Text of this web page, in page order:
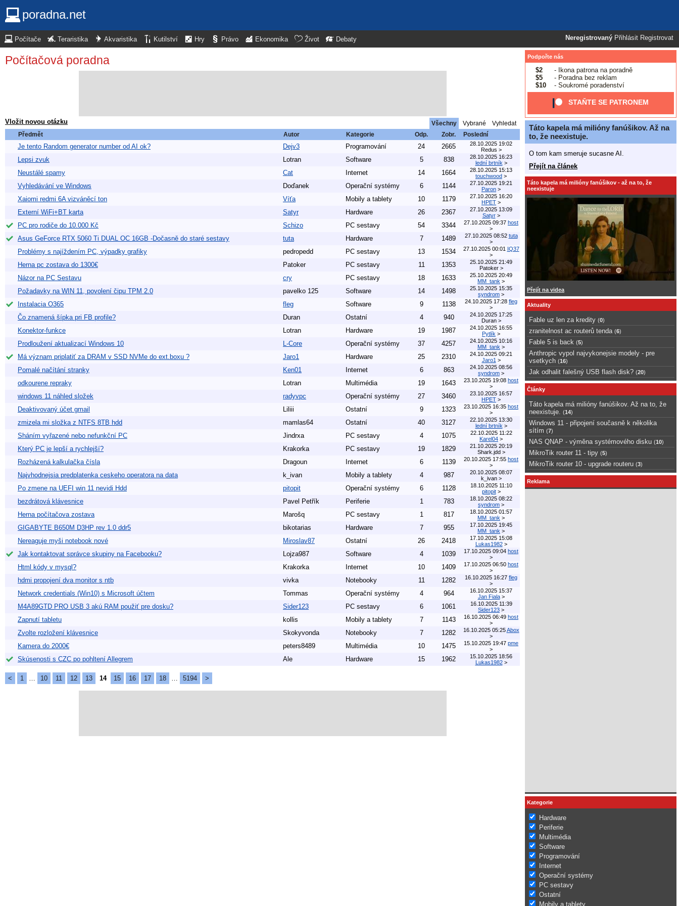
poradna.net
Neregistrovaný Přihlásit Registrovat
Počítače Teraristika Akvaristika Kutilství Hry Právo Ekonomika Život Debaty
Počítačová poradna
Vložit novou otázku Všechny Vybrané
Vyhledat
Předmět
Autor Kategorie Odp. Zobr. Poslední
Je tento Random generator number od AI ok? Dejv3 Programování 24 2665
28.10.2025 19:02
Redus >
Lepsi zvuk Lotran Software 5 838
28.10.2025 16:23
lední brtník >
Neustálé spamy Cat Internet 14 1664
28.10.2025 15:13
touchwood >
Vyhledávání ve Windows Doďanek Operační systémy 6 1144
27.10.2025 19:21
Paron >
Xaiomi redmi 6A vizváněcí ton Víťa Mobily a tablety 10 1179
27.10.2025 16:20
HPET >
Externí WiFi+BT karta Satyr Hardware 26 2367
27.10.2025 13:09
Satyr >
PC pro rodiče do 10.000 Kč Schizo PC sestavy 54 3344 27.10.2025 09:37 host
>
Asus GeForce RTX 5060 Ti DUAL OC 16GB -Dočasně do staré sestavy tuta Hardware 7 1489 27.10.2025 08:52 tuta
>
Problémy s najíždením PC, výpadky grafiky pedropedd PC sestavy 13 1534 27.10.2025 00:01 IQ37
>
Herna pc zostava do 1300€ Patoker PC sestavy 11 1353
25.10.2025 21:49
Patoker >
Názor na PC Sestavu cry PC sestavy 18 1633
25.10.2025 20:49
MM_tank >
Požadavky na WIN 11, povolení čipu TPM 2.0 pavelko 125 Software 14 1498
25.10.2025 15:35
syndrom >
Instalacia O365 fleg Software 9 1138 24.10.2025 17:28 fleg
>
Čo znamená šípka pri FB profile? Duran Ostatní 4 940
24.10.2025 17:25
Duran >
Konektor-funkce Lotran Hardware 19 1987
24.10.2025 16:55
Pytlík >
Prodloužení aktualizací Windows 10 L-Core Operační systémy 37 4257
24.10.2025 10:16
MM_tank >
Má význam priplatiť za DRAM v SSD NVMe do ext.boxu ? Jaro1 Hardware 25 2310
24.10.2025 09:21
Jaro1 >
Pomalé načítání stranky Ken01 Internet 6 863
24.10.2025 08:56
syndrom >
odkourene repraky Lotran Multimédia 19 1643 23.10.2025 19:08 host
>
windows 11 náhled složek radyvpc Operační systémy 27 3460
23.10.2025 16:57
HPET >
Deaktivovaný účet gmail Liliii Ostatní 9 1323 23.10.2025 16:35 host
>
zmizela mi složka z NTFS 8TB hdd mamlas64 Ostatní 40 3127
22.10.2025 13:30
lední brtník >
Sháním vyřazené nebo nefunkční PC Jindrxa PC sestavy 4 1075
22.10.2025 11:22
Karel04 >
Který PC je lepší a rychlejší? Krakorka PC sestavy 19 1829
21.10.2025 20:19
Shark.jdd >
Rozházená kalkulačka čísla Dragoun Internet 6 1139 20.10.2025 17:55 host
>
Najvhodnejsia predplatenka ceskeho operatora na data k_ivan Mobily a tablety 4 987
20.10.2025 08:07
k_ivan >
Po zmene na UEFI win 11 nevidi Hdd pitopit Operační systémy 6 1128
18.10.2025 11:10
pitopit >
bezdrátová klávesnice Pavel Petřík Periferie 1 783
18.10.2025 08:22
syndrom >
Herna počítačova zostava Marošq PC sestavy 1 817
18.10.2025 01:57
MM_tank >
GIGABYTE B650M D3HP rev 1.0 ddr5 bikotarias Hardware 7 955
17.10.2025 19:45
MM_tank >
Nereaguje myši notebook nové Miroslav87 Ostatní 26 2418
17.10.2025 15:08
Lukas1982 >
Jak kontaktovat správce skupiny na Facebooku? Lojza987 Software 4 1039 17.10.2025 09:04 host
>
Html kódy v mysql? Krakorka Internet 10 1409 17.10.2025 06:50 host
>
hdmi propojení dva monitor s ntb vivka Notebooky 11 1282 16.10.2025 16:27 fleg
>
Network credentials (Win10) s Microsoft účtem Tommas Operační systémy 4 964
16.10.2025 15:37
Jan Fiala >
M4A89GTD PRO USB 3 akú RAM použiť pre dosku? Sider123 PC sestavy 6 1061
16.10.2025 11:39
Sider123 >
Zapnutí tabletu kollis Mobily a tablety 7 1143 16.10.2025 06:49 host
>
Zvolte rozložení klávesnice Skokyvonda Notebooky 7 1282 16.10.2025 05:25 Abox
>
Kamera do 2000€ peters8489 Multimédia 10 1475 15.10.2025 19:47 pme
>
Skúsenosti s CZC po pohltení Allegrem Ale Hardware 15 1962
15.10.2025 18:56
Lukas1982 >
< 1 10 11 12 13 14 15 16 17 18 5194 >
Podpořte nás
$2
- Ikona patrona na poradně
$5
- Poradna bez reklam
$10
- Soukromé poradenství
STAŇTE SE PATRONEM
Táto kapela má milióny fanúšikov. Až na
to, že neexistuje.
O tom kam smeruje sucasne AI.
Přejít na článek
Táto kapela má milióny fanúšikov - až na to, že
neexistuje
Přejít na videa
Aktuality
Fable uz len za kredity (0)
zranitelnost ac routerů tenda (6)
Fable 5 is back (5)
Anthropic vypol najvykonejsie modely - pre
vsetkych (16)
Jak odhalit falešný USB flash disk? (20)
Články
Táto kapela má milióny fanúšikov. Až na to, že
neexistuje.
(14)
Windows 11 - připojení současně k několika
sítím (7)
NAS QNAP - výměna systémového disku (10)
MikroTik router 11 - tipy (5)
MikroTik router 10 - upgrade routeru (3)
Reklama
Kategorie
Hardware
Periferie
Multimédia
Software
Programování
Internet
Operační systémy
PC sestavy
Ostatní
Mobily a tablety